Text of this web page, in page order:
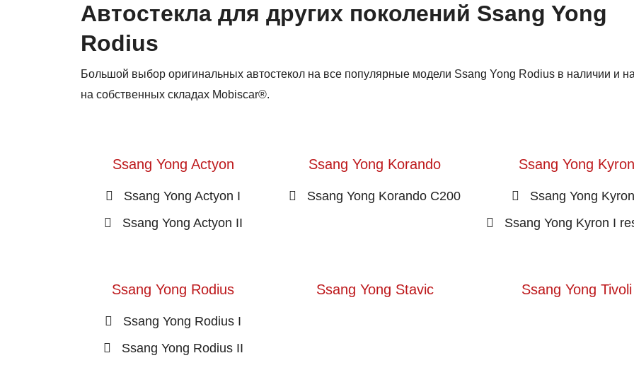
Автостекла для других поколений Ssang Yong
Rodius
Большой выбор оригинальных автостекол на все популярные модели Ssang Yong Rodius в наличии и
на собственных складах Mobiscar®.
Ssang Yong Actyon
Ssang Yong Actyon I
Ssang Yong Actyon II
Ssang Yong Korando
Ssang Yong Korando C200
Ssang Yong Kyron
Ssang Yong
Ssang Yong Kyron I
Ssang Yong Rodius
Ssang Yong Rodius I
Ssang Yong Rodius II
Ssang Yong Stavic Ssang Yong Tivoli